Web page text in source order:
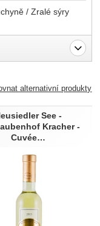
/ Zralé sýry
alternativní produkty
See -
Kracher -
Cuvée…